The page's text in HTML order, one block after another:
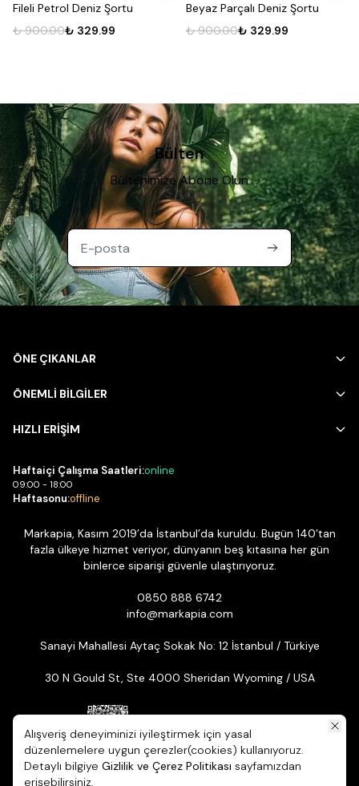
Alışveriş deneyiminizi iyileştirmek için yasal
düzenlemelere uygun çerezler(cookies) kullanıyoruz.
Detaylı bilgiye Gizlilik ve Çerez Politikası sayfamızdan
erişebilirsiniz.
Fileli Petrol Deniz Şortu
₺ 900.00₺ 329.99
Beyaz Parçalı Deniz Şortu
₺ 900.00₺ 329.99
Bülten
Bültenimize Abone Olun
ÖNE ÇIKANLAR
ÖNEMLİ BİLGİLER
HIZLI ERİŞİM
Haftaiçi Çalışma Saatleri:online
09:00 - 18:00
Haftasonu:offline
Markapia, Kasım 2019’da İstanbul’da kuruldu. Bugün 140’tan
fazla ülkeye hizmet veriyor, dünyanın beş kıtasına her gün
binlerce siparişi güvenle ulaştırıyoruz.
0850 888 6742
info@markapia.com
Sanayi Mahallesi Aytaç Sokak No: 12 İstanbul / Türkiye
30 N Gould St, Ste 4000 Sheridan Wyoming / USA
© 2026 Markapia | Tüm Hakları Saklıdır. ikas E-ticaret Altyapısıyla